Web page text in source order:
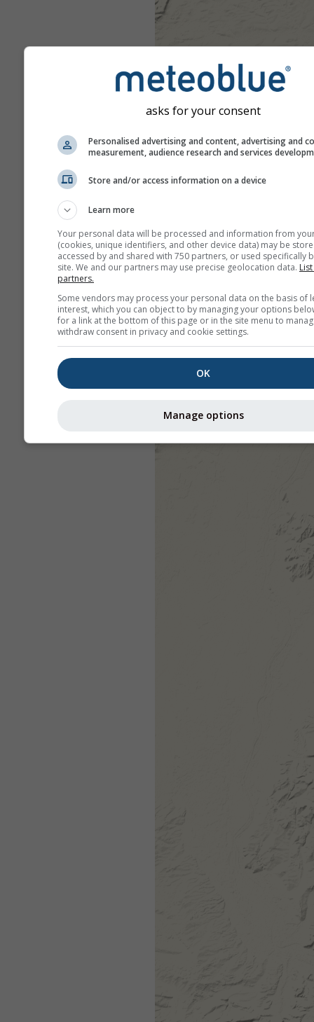
asks for your consent
Personalised advertising and content, advertising and
measurement, audience research and services
Store and/or access information on a device
Learn more
Your personal data will be processed and information from
(cookies, unique identifiers, and other device data) may be
accessed by and shared with 750 partners, or used specifically
site. We and our partners may use precise geolocation data.
partners.
Some vendors may process your personal data on the basis of
interest, which you can object to by managing your options
for a link at the bottom of this page or in the site menu to
withdraw consent in privacy and cookie settings.
OK
Manage options